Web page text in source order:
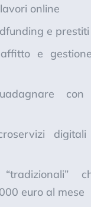
online
e
e
con
“tradizionali”
euro al mese